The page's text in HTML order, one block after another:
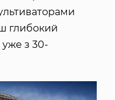
глибокий
уже з 30-